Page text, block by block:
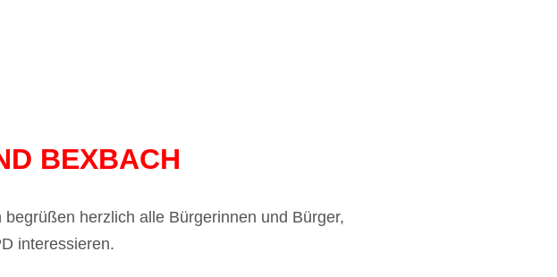
BEXBACH
herzlich alle Bürgerinnen und Bürger,
interessieren.